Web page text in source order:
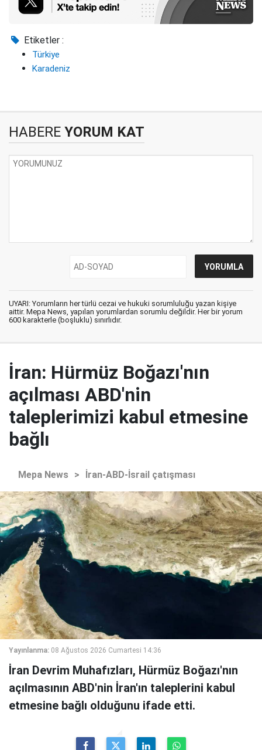
Etiketler :
Türkiye
Karadeniz
HABERE YORUM KAT
UYARI: Yorumların her türlü cezai ve hukuki sorumluluğu yazan kişiye
aittir. Mepa News, yapılan yorumlardan sorumlu değildir. Her bir yorum
600 karakterle (boşluklu) sınırlıdır.
İran: Hürmüz Boğazı'nın
açılması ABD'nin
taleplerimizi kabul etmesine
bağlı
Mepa News > İran-ABD-İsrail çatışması
Yayınlanma: 08 Ağustos 2026 Cumartesi 14:36
İran Devrim Muhafızları, Hürmüz Boğazı'nın
açılmasının ABD'nin İran'ın taleplerini kabul
etmesine bağlı olduğunu ifade etti.